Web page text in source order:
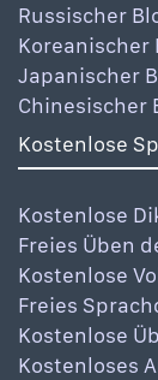
Russischer
Koreanischer
Japanischer
Chinesischer
Kostenlose
Kostenlose
Freies Üben
Kostenlose
Freies
Kostenlose
Kostenloses